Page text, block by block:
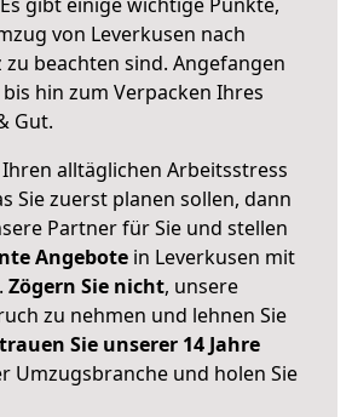
von Leverkusen nach
beachten sind. Angefangen
hin zum Verpacken Ihres
Gut.
alltäglichen Arbeitsstress
Sie zuerst planen sollen, dann
Partner für Sie und stellen
Angebote in Leverkusen mit
Zögern Sie nicht, unsere
zu nehmen und lehnen Sie
Sie unserer 14 Jahre
Umzugsbranche und holen Sie